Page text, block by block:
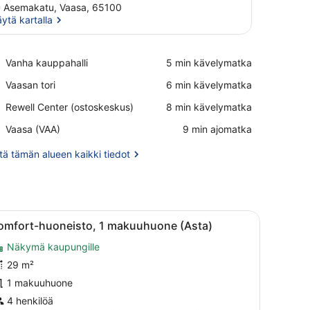
Asemakatu, Vaasa, 65100
kartalla
Vanha kauppahalli
Place,
kauppahalli
‪5 min kävelymatka‬
Vaasan tori
Place,
tori
‪6 min kävelymatka‬
Rewell Center (ostoskeskus)
Place,
Center
‪8 min kävelymatka‬
Vaasa (VAA)
Airport,
(VAA)
‪9 min ajomatka‬
tämän alueen kaikki tiedot
ruokapöytä tuoleineen, lamppu ja seinätaideteoksia.
Olohuone, jossa on televisio, istuimia,
5 huoneisto, 1 makuuhuone (Asta)
Näkymä kaupungille
29 m²
1 makuuhuone
4 henkilöä